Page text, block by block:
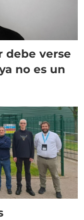
debe verse
no es un